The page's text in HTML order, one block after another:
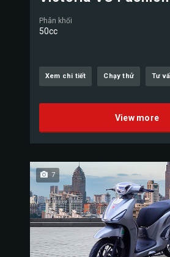
Phân khối
50cc
Xem chi tiết Chạy thử Tư
View more
7